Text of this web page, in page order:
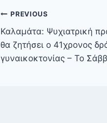
Πλοήγηση
άρθρων
PREVIOUS
Καλαμάτα: Ψυχιατρική
θα ζητήσει ο 41χρονος
γυναικοκτονίας – Το